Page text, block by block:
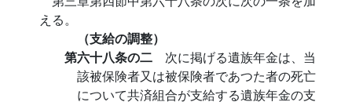
える。
（支給の調整）
第六十八条の二 次に掲げる遺族年金は、当
該被保険者又は被保険者であつた者の死亡
について共済組合が支給する遺族年金の支